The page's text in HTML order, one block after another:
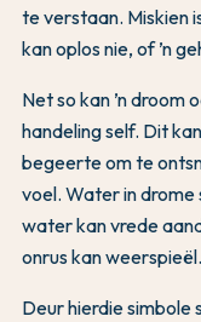
te verstaan. Miskien
kan oplos nie, of ’n
Net so kan ’n droom
handeling self. Dit
begeerte om te
voel. Water in drome
water kan vrede
onrus kan weerspieël.
Deur hierdie simbole